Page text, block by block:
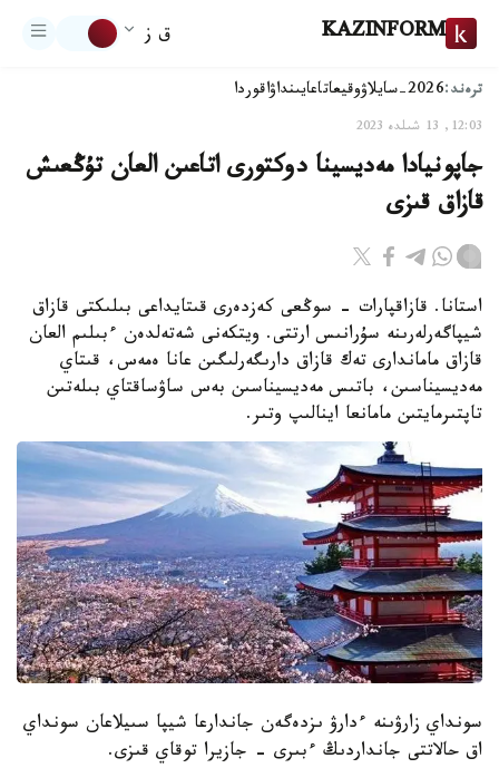
KAZINFORM ق ز
ترەند:2026-سايلاۋ وقيعاتاعايىنداۋاقوردا
12:03, 13 شىلدە 2023
جاپونيادا مەديسينا دوكتورى اتاعىن العان تۇڭعىش
قازاق قىزى
استانا. قازاقپارات - سوڭعى كەزدەرى قىتايداعى بىلىكتى قازاق
شيپاگەرلەرىنە سۇرانىس ارتتى. ويتكەنى شەتەلدەن ءبىلىم العان
قازاق ماماندارى تەك قازاق دارىگەرلىگىن عانا ەمەس، قىتاي
مەديسيناسىن، باتىس مەديسيناسىن بەس ساۋساقتاي بىلەتىن
تاپتىرمايتىن مامانعا اينالىپ وتىر.
سونداي زارۋىنە ءدارۋ ىزدەگەن جاندارعا شيپا سىيلاعان سونداي
اق حالاتتى جانداردىڭ ءبىرى - جازيرا توقاي قىزى.